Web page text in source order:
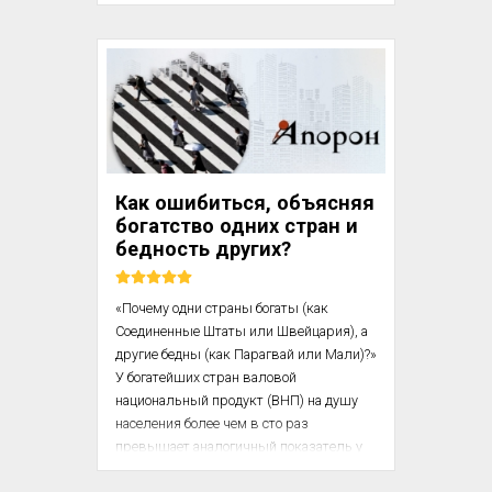
замкнутыми семьями.
Они не зависели также и от
землевладельцев, но работали в
городах, где в это время вели упорную
борьбу с аристократией за свою
независимость. Рост населения городов
вызвал большую потребность в
Качество их работы повысилось, и
вместе с тем росло...
Как ошибиться, объясняя
богатство одних стран и
бедность других?
«Почему одни страны богаты (как
Соединенные Штаты или Швейцария), а
другие бедны (как Парагвай или Мали)?»
У богатейших стран валовой
национальный продукт (ВНП) на душу
населения более чем в сто раз
превышает аналогичный показатель у
беднейших стран. Вопрос о причинах